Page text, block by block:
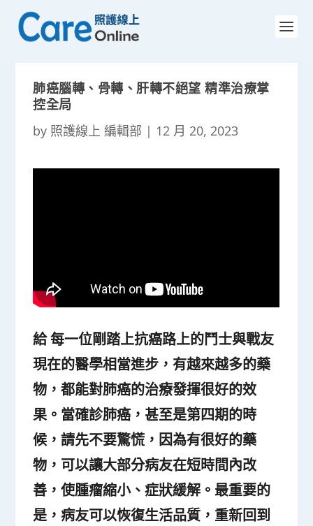
肺癌腦轉、骨轉、肝轉不絕望 精準治療掌
控全局
by 照護線上 編輯部 | 12 月 20, 2023
給 每一位剛踏上抗癌路上的鬥士與戰友
現在的醫學相當進步，有越來越多的藥
物，都能對肺癌的治療發揮很好的效
果。當確診肺癌，甚至是第四期的時
候，請先不要驚慌，因為有很好的藥
物，可以讓大部分病友在短時間內改
善，使腫瘤縮小、症狀緩解。最重要的
是，病友可以恢復生活品質，重新回到